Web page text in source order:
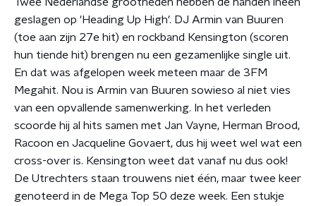
geslagen op 'Heading Up High'. DJ Armin van Buuren
(toe aan zijn 27e hit) en rockband Kensington (scoren
hun tiende hit) brengen nu een gezamenlijke single uit.
En dat was afgelopen week meteen maar de 3FM
Megahit. Nou is Armin van Buuren sowieso al niet vies
van een opvallende samenwerking. In het verleden
scoorde hij al hits samen met Jan Vayne, Herman Brood,
Racoon en Jacqueline Govaert, dus hij weet wel wat een
cross-over is. Kensington weet dat vanaf nu dus ook!
De Utrechters staan trouwens niet één, maar twee keer
genoteerd in de Mega Top 50 deze week. Een stukje